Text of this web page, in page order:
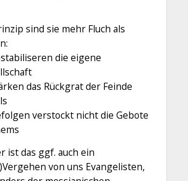
sind sie mehr Fluch als
die eigene
das Rückgrat der Feinde
verstockt nicht die Gebote
ist das ggf. auch ein
von uns Evangelisten,